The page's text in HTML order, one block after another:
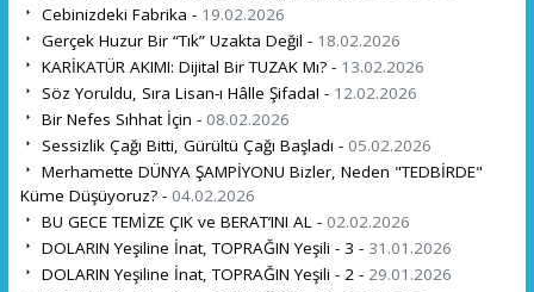
Cebinizdeki Fabrika - 19.02.2026
Gerçek Huzur Bir “Tık” Uzakta Değil - 18.02.2026
KARİKATÜR AKIMI: Dijital Bir TUZAK Mı? - 13.02.2026
Söz Yoruldu, Sıra Lisan-ı Hâlle Şifada! - 12.02.2026
Bir Nefes Sıhhat İçin - 08.02.2026
Sessizlik Çağı Bitti, Gürültü Çağı Başladı - 05.02.2026
Merhamette DÜNYA ŞAMPİYONU Bizler, Neden "TEDBİRDE"
Küme Düşüyoruz? - 04.02.2026
BU GECE TEMİZE ÇIK ve BERAT’INI AL - 02.02.2026
DOLARIN Yeşiline İnat, TOPRAĞIN Yeşili - 3 - 31.01.2026
DOLARIN Yeşiline İnat, TOPRAĞIN Yeşili - 2 - 29.01.2026